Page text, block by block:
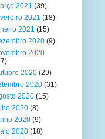
2021 (39)
2021 (18)
2021 (15)
2020 (9)
2020
2020 (29)
2020 (31)
2020 (15)
2020 (8)
2020 (9)
2020 (18)